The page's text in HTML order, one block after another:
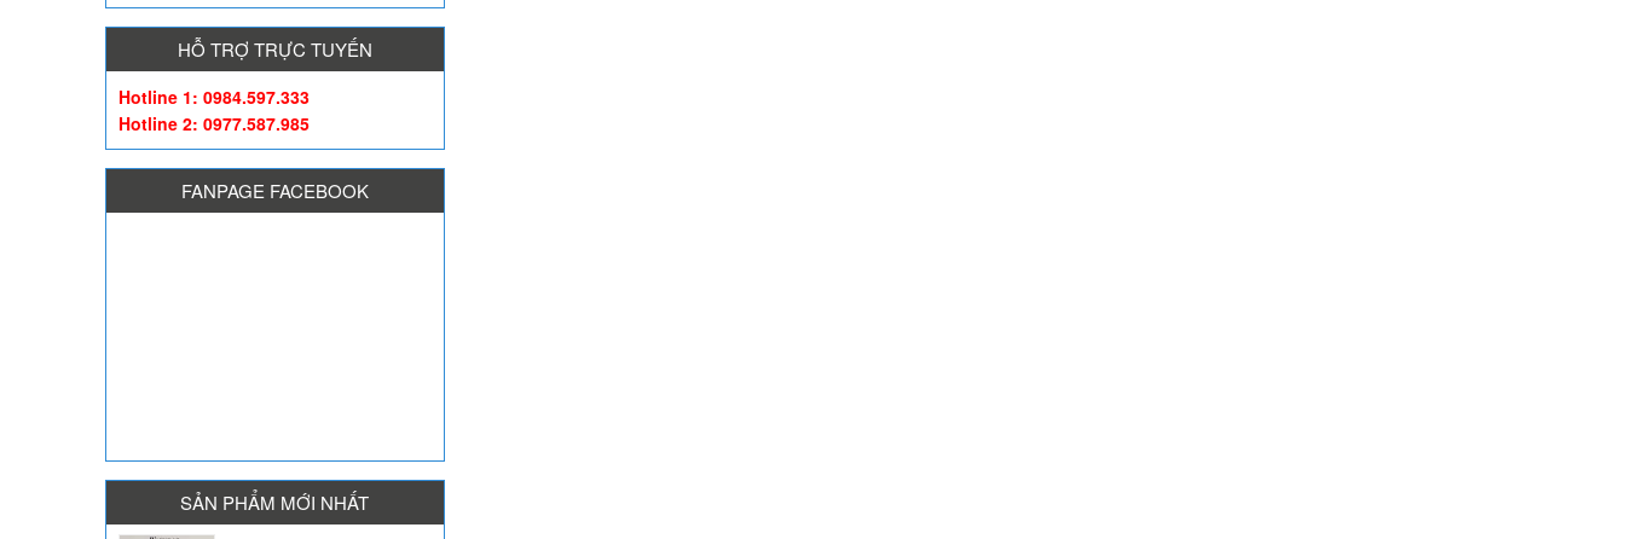
HỖ TRỢ TRỰC TUYẾN
Hotline 1: 0984.597.333
Hotline 2: 0977.587.985
FANPAGE FACEBOOK
SẢN PHẨM MỚI NHẤT